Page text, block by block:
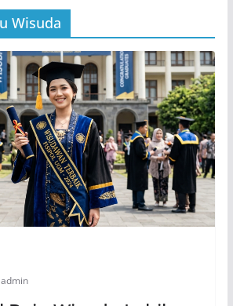
Wisuda
admin